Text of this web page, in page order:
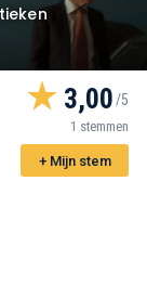
3,00
1 stemmen
+ Mijn stem